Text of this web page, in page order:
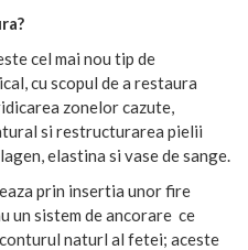
cel mai nou tip de
cu scopul de a restaura
zonelor cazute,
si restructurarea pielii
elastina si vase de sange.
prin insertia unor fire
un sistem de ancorare ce
naturl al fetei; aceste